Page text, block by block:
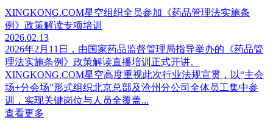
XINGKONG.COM星空组织全员参加《药品管理法实施条
例》政策解读专项培训
2026.02.13
2026年2月11日，由国家药品监督管理局指导举办的《药品管
理法实施条例》政策解读直播培训正式开讲。
XINGKONG.COM星空高度重视此次行业法规宣贯，以“主会
场+分会场”形式组织北京总部及沧州分公司全体员工集中参
训，实现关键岗位与人员全覆盖...
查看更多